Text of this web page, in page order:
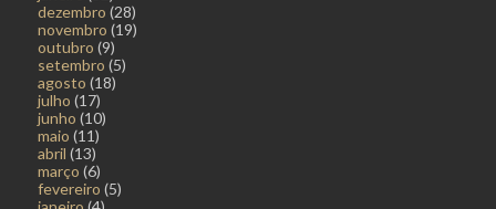
dezembro (28)
novembro (19)
outubro (9)
setembro (5)
agosto (18)
julho (17)
junho (10)
maio (11)
abril (13)
março (6)
fevereiro (5)